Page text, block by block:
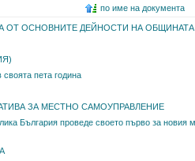
по име на документа
ОТ ОСНОВНИТЕ ДЕЙНОСТИ НА ОБЩИНАТА
пета година
ЗА МЕСТНО САМОУПРАВЛЕНИЕ
България проведе своето първо за новия